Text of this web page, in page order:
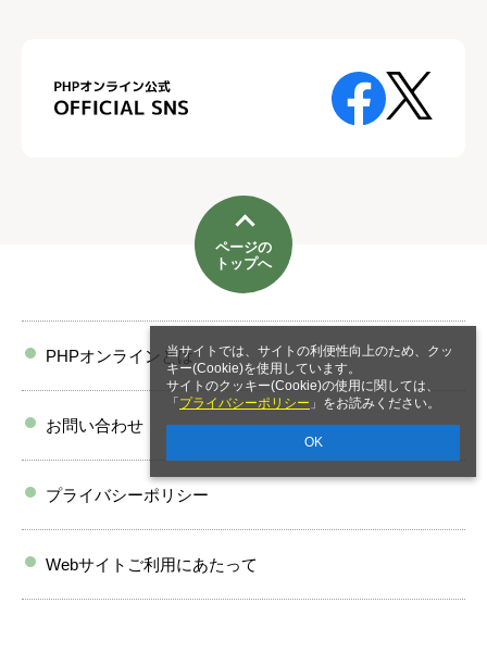
当サイトでは、サイトの利便性向上のため、クッ
キー(Cookie)を使用しています。
サイトのクッキー(Cookie)の使用に関しては、
「 プライバシーポリシー 」をお読みください。
OK
ページの
トップへ
PHPオンラインとは
お問い合わせ
プライバシーポリシー
Webサイトご利用にあたって